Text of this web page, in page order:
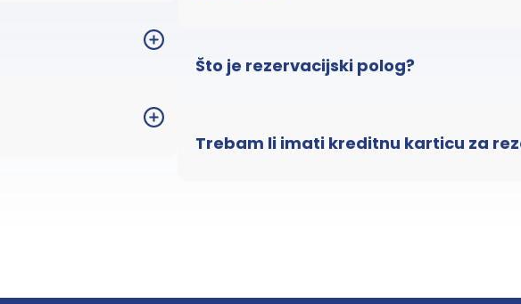
Što je rezervacijski polog?
Trebam li imati kreditnu karticu za